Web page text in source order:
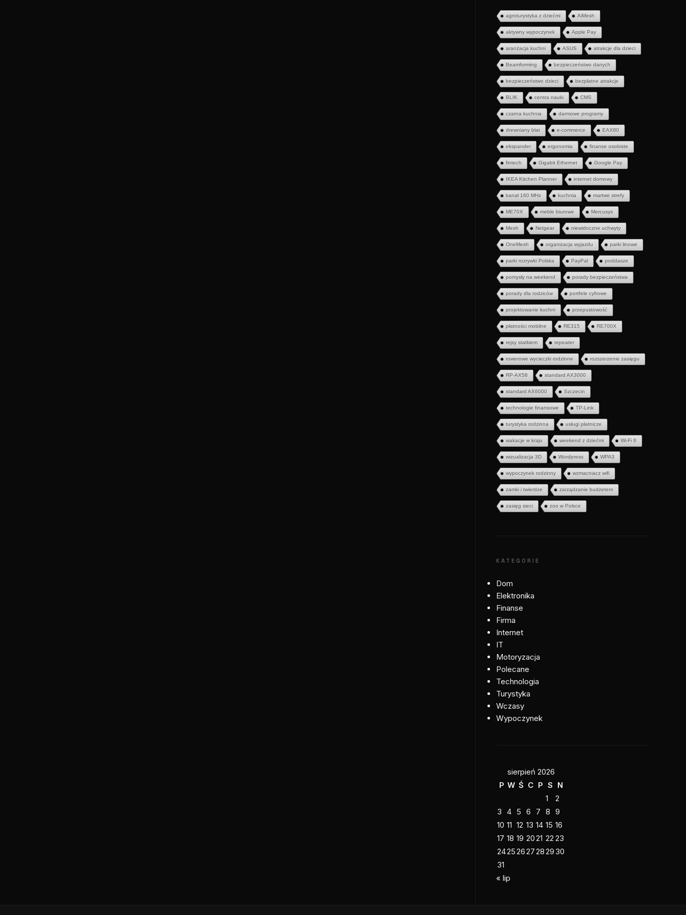
agroturystyka z dziećmi AiMesh
aktywny wypoczynek Apple Pay
aranżacja kuchni ASUS atrakcje dla dzieci
Beamforming bezpieczeństwo danych
bezpieczeństwo dzieci bezpłatne atrakcje
BLIK centra nauki CMS
czarna kuchnia darmowe programy
drewniany blat e-commerce EAX80
ekspander ergonomia finanse osobiste
fintech Gigabit Ethernet Google Pay
IKEA Kitchen Planner internet domowy
kanał 160 MHz kuchnia martwe strefy
ME70X meble biurowe Mercusys
Mesh Netgear niewidoczne uchwyty
OneMesh organizacja wyjazdu parki linowe
parki rozrywki Polska PayPal poddasze
pomysły na weekend porady bezpieczeństwa
porady dla rodziców portfele cyfrowe
projektowanie kuchni przepustowość
płatności mobilne RE315 RE700X
rejsy statkiem repeater
rowerowe wycieczki rodzinne rozszerzenie zasięgu
RP-AX58 standard AX3000
standard AX6000 Szczecin
technologie finansowe TP-Link
turystyka rodzinna usługi płatnicze
wakacje w kraju weekend z dziećmi Wi-Fi 6
wizualizacja 3D Wordpress WPA3
wypoczynek rodzinny wzmacniacz wifi
zamki i twierdze zarządzanie budżetem
zasięg sieci zoo w Polsce
KATEGORIE
Dom
Elektronika
Finanse
Firma
Internet
IT
Motoryzacja
Polecane
Technologia
Turystyka
Wczasy
Wypoczynek
sierpień 2026
P W Ś C P S N
1
2
3 4 5 6 7 8 9
10 11 12 13 14 15 16
17 18 19 2021 22 23
242526272829 30
31
« lip